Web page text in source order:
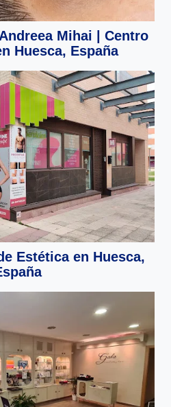
Mihai | Centro
Huesca, España
Estética en Huesca,